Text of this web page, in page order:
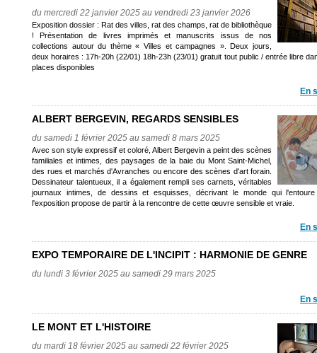
du mercredi 22 janvier 2025 au vendredi 23 janvier 2026
Exposition dossier : Rat des villes, rat des champs, rat de bibliothèque
! Présentation de livres imprimés et manuscrits issus de nos
collections autour du thème « Villes et campagnes ». Deux jours,
deux horaires : 17h-20h (22/01) 18h-23h (23/01) gratuit tout public / entrée libre
places disponibles
En
ALBERT BERGEVIN, REGARDS SENSIBLES
du samedi 1 février 2025 au samedi 8 mars 2025
Avec son style expressif et coloré, Albert Bergevin a peint des scènes
familiales et intimes, des paysages de la baie du Mont Saint-Michel,
des rues et marchés d'Avranches ou encore des scènes d'art forain.
Dessinateur talentueux, il a également rempli ses carnets, véritables
journaux intimes, de dessins et esquisses, décrivant le monde qui
l'exposition propose de partir à la rencontre de cette œuvre sensible et vraie.
En
EXPO TEMPORAIRE DE L'INCIPIT : HARMONIE DE GENRE
du lundi 3 février 2025 au samedi 29 mars 2025
En
LE MONT ET L'HISTOIRE
du mardi 18 février 2025 au samedi 22 février 2025